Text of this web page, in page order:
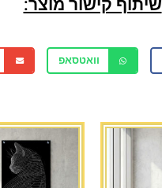
וואטסאפ